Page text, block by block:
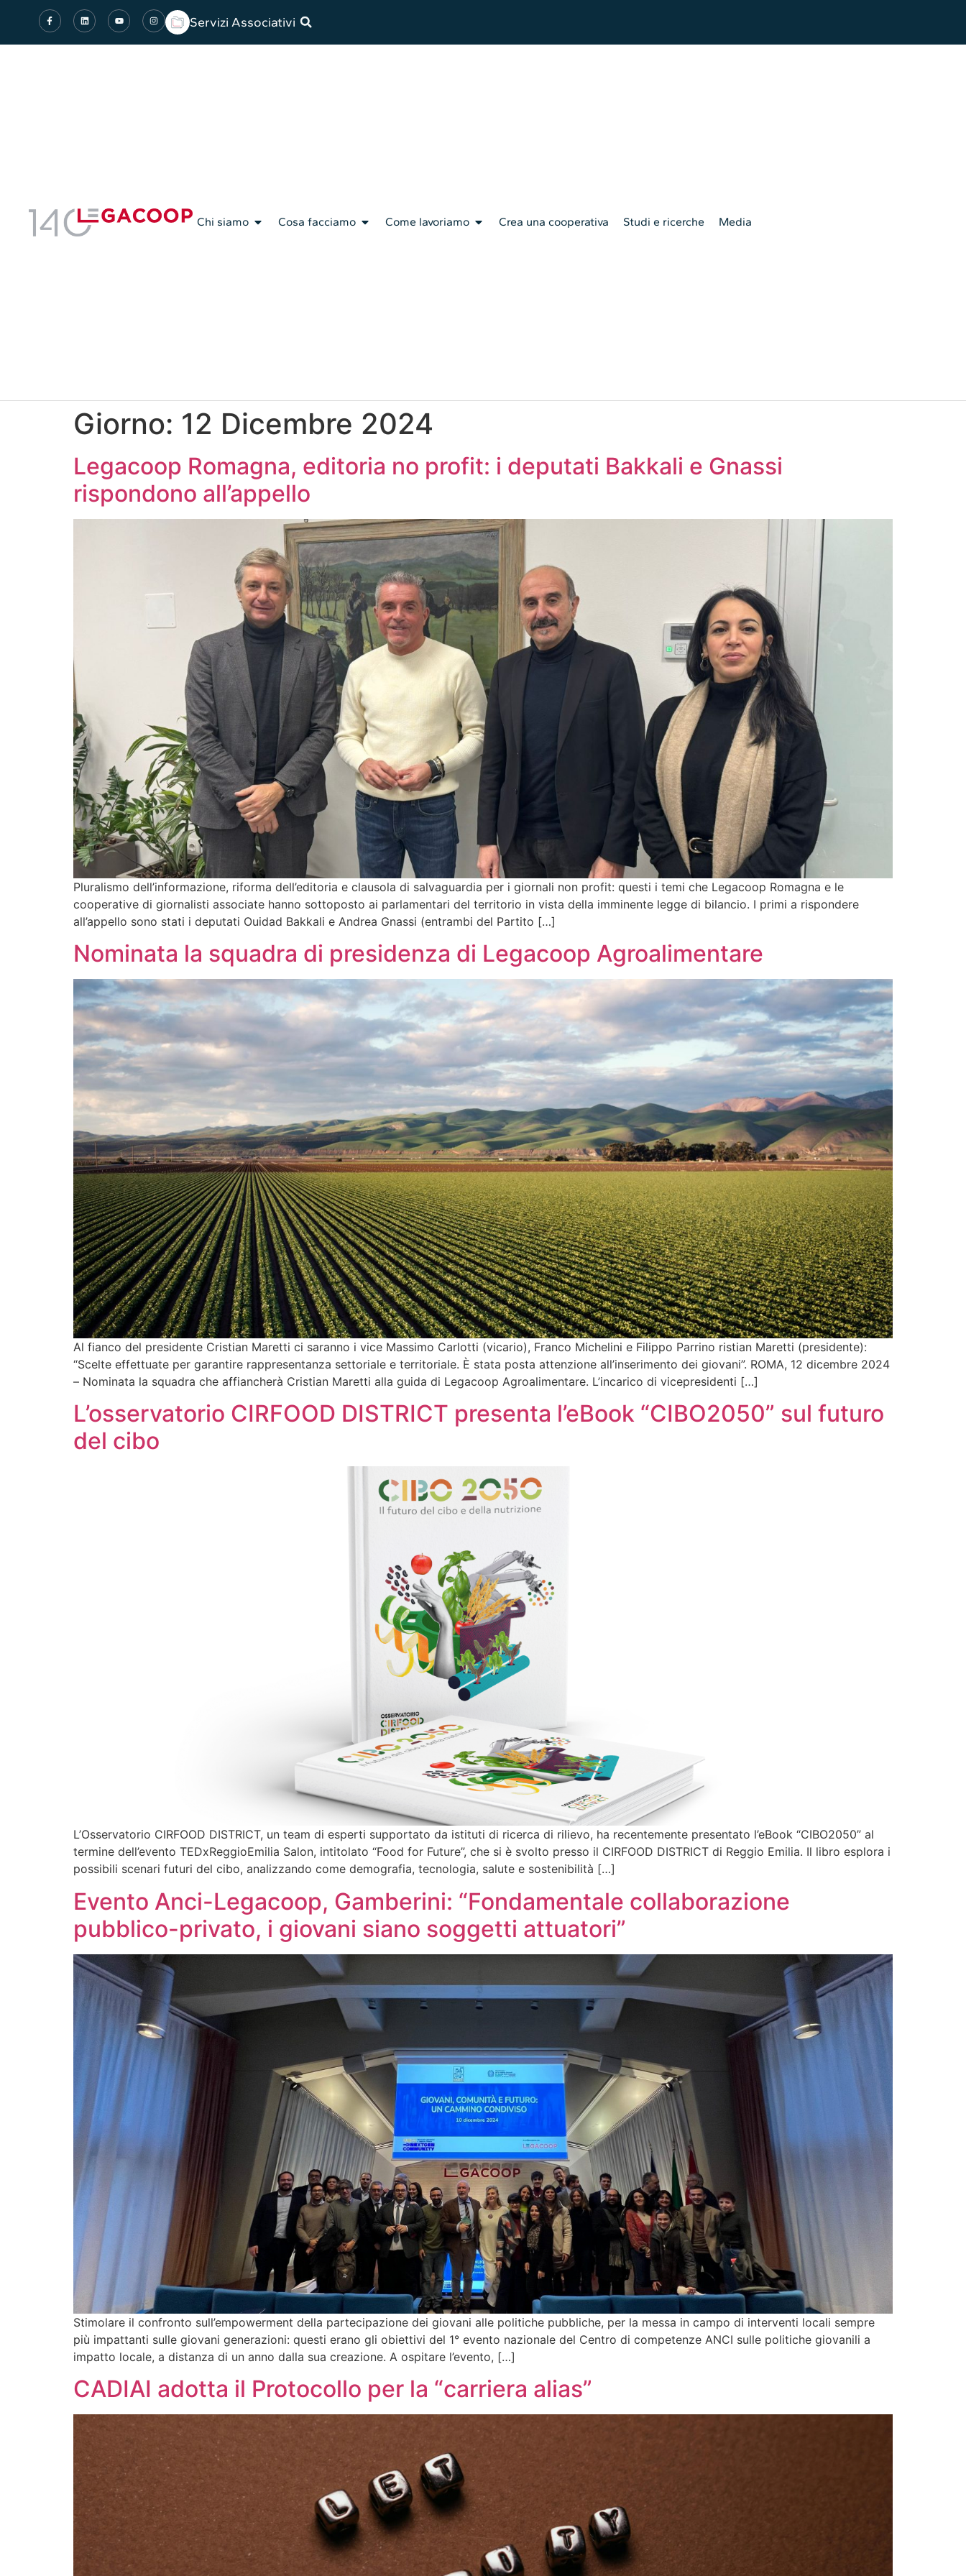
Servizi Associativi
Chi siamo Cosa facciamo Come lavoriamo Crea una cooperativa Studi e ricerche Media
Giorno: 12 Dicembre 2024
Legacoop Romagna, editoria no profit: i deputati Bakkali e Gnassi
rispondono all’appello
Pluralismo dell’informazione, riforma dell’editoria e clausola di salvaguardia per i giornali non profit: questi i temi che Legacoop Romagna e le
cooperative di giornalisti associate hanno sottoposto ai parlamentari del territorio in vista della imminente legge di bilancio. I primi a rispondere
all’appello sono stati i deputati Ouidad Bakkali e Andrea Gnassi (entrambi del Partito […]
Nominata la squadra di presidenza di Legacoop Agroalimentare
Al fianco del presidente Cristian Maretti ci saranno i vice Massimo Carlotti (vicario), Franco Michelini e Filippo Parrino ristian Maretti (presidente):
“Scelte effettuate per garantire rappresentanza settoriale e territoriale. È stata posta attenzione all’inserimento dei giovani”. ROMA, 12 dicembre 2024
– Nominata la squadra che affiancherà Cristian Maretti alla guida di Legacoop Agroalimentare. L’incarico di vicepresidenti […]
L’osservatorio CIRFOOD DISTRICT presenta l’eBook “CIBO2050” sul futuro
del cibo
L’Osservatorio CIRFOOD DISTRICT, un team di esperti supportato da istituti di ricerca di rilievo, ha recentemente presentato l’eBook “CIBO2050” al
termine dell’evento TEDxReggioEmilia Salon, intitolato “Food for Future”, che si è svolto presso il CIRFOOD DISTRICT di Reggio Emilia. Il libro esplora i
possibili scenari futuri del cibo, analizzando come demografia, tecnologia, salute e sostenibilità […]
Evento Anci-Legacoop, Gamberini: “Fondamentale collaborazione
pubblico-privato, i giovani siano soggetti attuatori”
Stimolare il confronto sull’empowerment della partecipazione dei giovani alle politiche pubbliche, per la messa in campo di interventi locali sempre
più impattanti sulle giovani generazioni: questi erano gli obiettivi del 1° evento nazionale del Centro di competenze ANCI sulle politiche giovanili a
impatto locale, a distanza di un anno dalla sua creazione. A ospitare l’evento, […]
CADIAI adotta il Protocollo per la “carriera alias”